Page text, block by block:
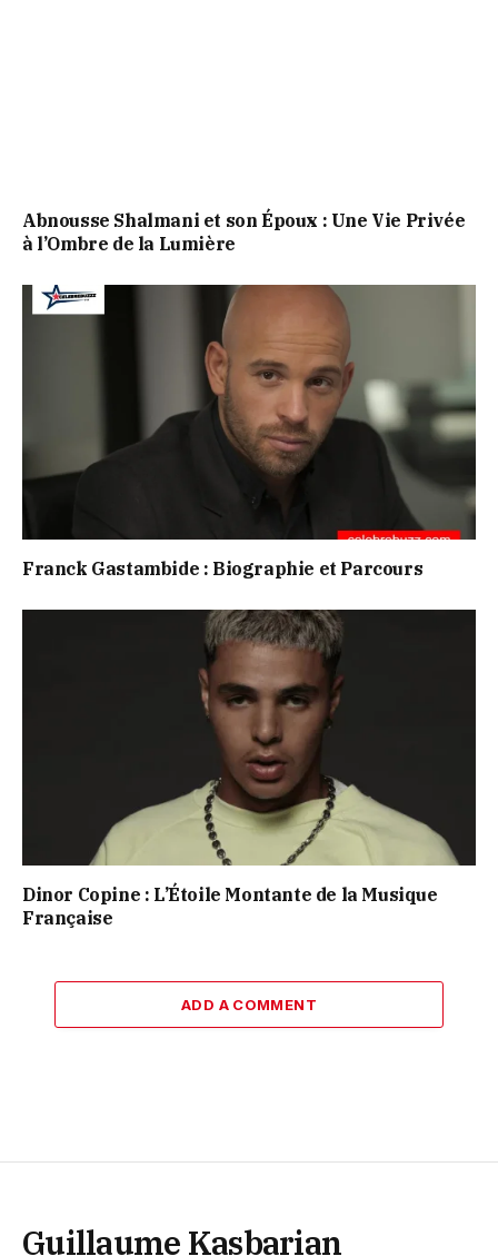
Abnousse Shalmani et son Époux : Une Vie Privée
à l’Ombre de la Lumière
Franck Gastambide : Biographie et Parcours
Dinor Copine : L’Étoile Montante de la Musique
Française
ADD A COMMENT
Guillaume Kasbarian